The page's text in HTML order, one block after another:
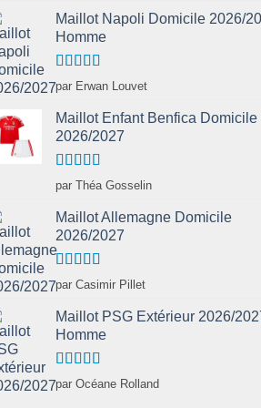
Maillot Napoli Domicile 2026/
Homme
Note5sur 5
par Erwan Louvet
Maillot Enfant Benfica Domicile
2026/2027
Note5sur 5
par Théa Gosselin
Maillot Allemagne Domicile
2026/2027
Note5sur 5
par Casimir Pillet
Maillot PSG Extérieur 2026/
Homme
Note5sur 5
par Océane Rolland